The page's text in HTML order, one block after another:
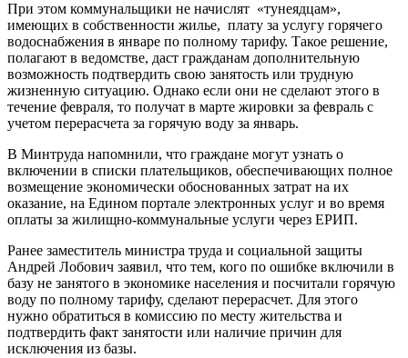
При этом коммунальщики не начислят «тунеядцам»,
имеющих в собственности жилье, плату за услугу горячего
водоснабжения в январе по полному тарифу. Такое решение,
полагают в ведомстве, даст гражданам дополнительную
возможность подтвердить свою занятость или трудную
жизненную ситуацию. Однако если они не сделают этого в
течение февраля, то получат в марте жировки за февраль с
учетом перерасчета за горячую воду за январь.
В Минтруда напомнили, что граждане могут узнать о
включении в списки плательщиков, обеспечивающих полное
возмещение экономически обоснованных затрат на их
оказание, на Едином портале электронных услуг и во время
оплаты за жилищно-коммунальные услуги через ЕРИП.
Ранее заместитель министра труда и социальной защиты
Андрей Лобович заявил, что тем, кого по ошибке включили в
базу не занятого в экономике населения и посчитали горячую
воду по полному тарифу, сделают перерасчет. Для этого
нужно обратиться в комиссию по месту жительства и
подтвердить факт занятости или наличие причин для
исключения из базы.